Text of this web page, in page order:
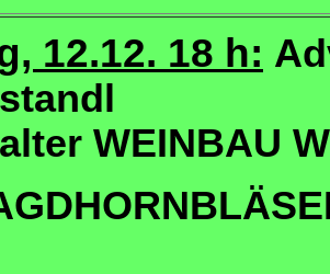
12.12. 18 h:
WEINBAU